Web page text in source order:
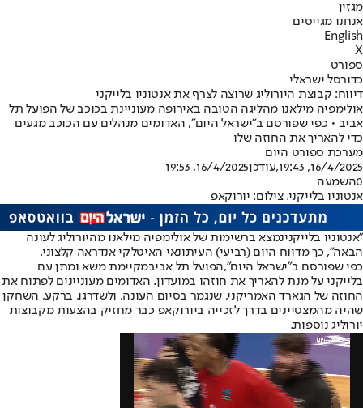
מגזין
אנחנו מגייסים
English
X
ספורט
כדורסל ישראלי
דיווח: קבוצת היורוליג שרוצה לצרף את אנטוניו בלייקני
אולימפיה מילאנו מהליגה הטובה באירופה מעוניינת בכוכב של הפועל תל
אביב • כפי שפורסם ב"ישראל היום", האדומים מנהלים עם הכוכב מגעים
כדי להאריך את החוזה שלו
מערכת ספורט היום
16/4/2025, 19:43
,עודכן16/4/2025, 19:53
0השמעה
אנטוניו בלייקני. צילום: יורוקאפ
"אנטוניו בלייקנינמצא ברשימות של אולימפיה מילאנו מהיורוליג לעונה
הבאה", כך מדווח היום (רביעי) העיתונאי האיטלקי אנדראה קלצוני.
כפי שפורסם ב"ישראל היום",הפועל תל אביבמקיימת משא ומתן עם
בלייקני על מנת להאריך את חוזהו במועדון. האדומים מעוניינים לפתוח את
החוזה של הגארד האמריקני, שנגמר בסיום העונה, ולשדרגו. ברקע, השחקן
שהיה מהמצטיינים בדרך לזכייה ביורוקאפ כבר מחזיק בהצעות מקבוצות
יורוליג נוספות.